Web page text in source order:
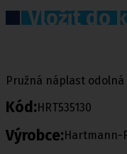
Vložit do
Pružná náplast
Kód:HRT535130
Výrobce:Hartmann-